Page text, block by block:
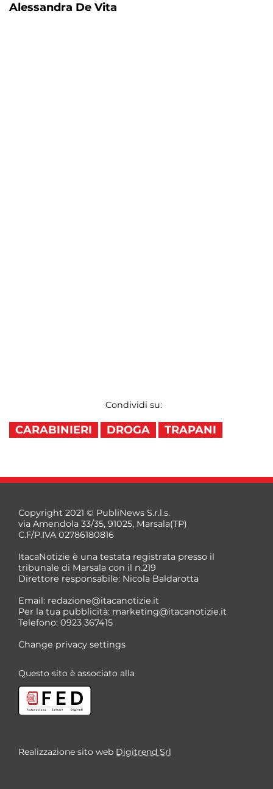
Alessandra De Vita
Condividi su:
CARABINIERI DROGA TRAPANI
Copyright 2021 © PubliNews S.r.l.s.
via Amendola 33/35, 91025, Marsala(TP)
C.F/P.IVA 02786180816
ItacaNotizie è una testata registrata presso il
tribunale di Marsala con il n.219
Direttore responsabile: Nicola Baldarotta
Email: redazione@itacanotizie.it
Per la tua pubblicità: marketing@itacanotizie.it
Telefono: 0923 367415
Change privacy settings
Questo sito è associato alla
Realizzazione sito web Digitrend Srl